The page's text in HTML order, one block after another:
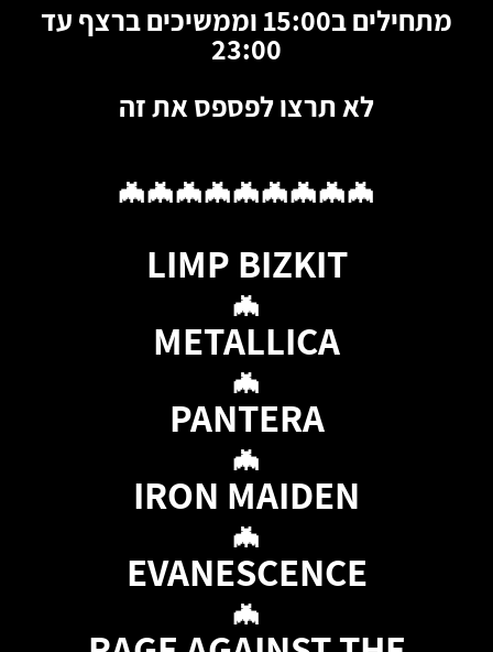
מתחילים ב15:00 וממשיכים ברצף עד
23:00
לא תרצו לפספס את זה
🦇🦇🦇🦇🦇🦇🦇🦇🦇
LIMP BIZKIT
🦇
METALLICA
🦇
PANTERA
🦇
IRON MAIDEN
🦇
EVANESCENCE
🦇